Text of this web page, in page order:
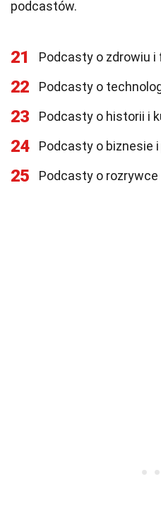
podcastów.
21 Podcasty o zdrowiu i
22 Podcasty o
23 Podcasty o historii i
24 Podcasty o biznesie
25 Podcasty o rozrywce